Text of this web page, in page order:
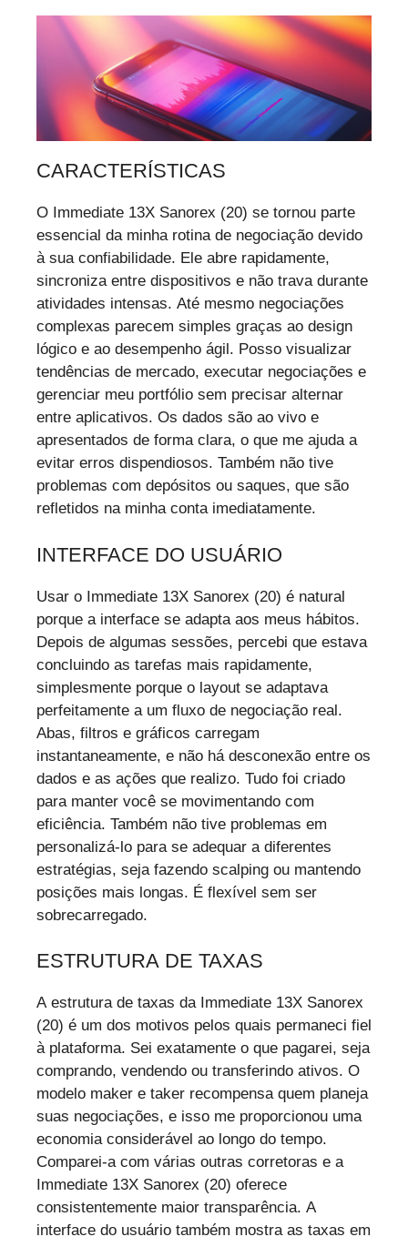
CARACTERÍSTICAS
O Immediate 13X Sanorex (20) se tornou parte
essencial da minha rotina de negociação devido
à sua confiabilidade. Ele abre rapidamente,
sincroniza entre dispositivos e não trava durante
atividades intensas. Até mesmo negociações
complexas parecem simples graças ao design
lógico e ao desempenho ágil. Posso visualizar
tendências de mercado, executar negociações e
gerenciar meu portfólio sem precisar alternar
entre aplicativos. Os dados são ao vivo e
apresentados de forma clara, o que me ajuda a
evitar erros dispendiosos. Também não tive
problemas com depósitos ou saques, que são
refletidos na minha conta imediatamente.
INTERFACE DO USUÁRIO
Usar o Immediate 13X Sanorex (20) é natural
porque a interface se adapta aos meus hábitos.
Depois de algumas sessões, percebi que estava
concluindo as tarefas mais rapidamente,
simplesmente porque o layout se adaptava
perfeitamente a um fluxo de negociação real.
Abas, filtros e gráficos carregam
instantaneamente, e não há desconexão entre os
dados e as ações que realizo. Tudo foi criado
para manter você se movimentando com
eficiência. Também não tive problemas em
personalizá-lo para se adequar a diferentes
estratégias, seja fazendo scalping ou mantendo
posições mais longas. É flexível sem ser
sobrecarregado.
ESTRUTURA DE TAXAS
A estrutura de taxas da Immediate 13X Sanorex
(20) é um dos motivos pelos quais permaneci fiel
à plataforma. Sei exatamente o que pagarei, seja
comprando, vendendo ou transferindo ativos. O
modelo maker e taker recompensa quem planeja
suas negociações, e isso me proporcionou uma
economia considerável ao longo do tempo.
Comparei-a com várias outras corretoras e a
Immediate 13X Sanorex (20) oferece
consistentemente maior transparência. A
interface do usuário também mostra as taxas em